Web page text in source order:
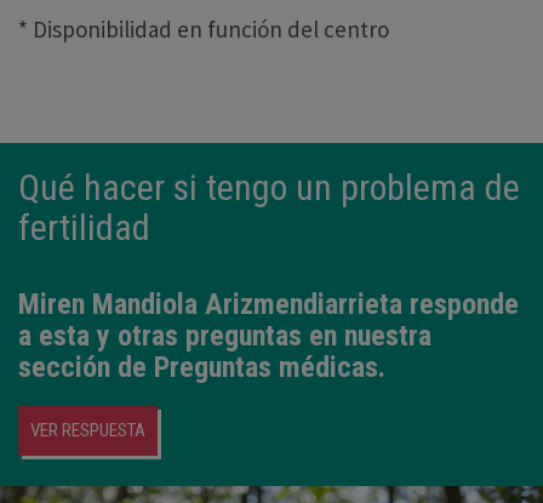
* Disponibilidad en función del centro
Qué hacer si tengo un problema de
fertilidad
Miren Mandiola Arizmendiarrieta responde
a esta y otras preguntas en nuestra
sección de Preguntas médicas.
VER RESPUESTA